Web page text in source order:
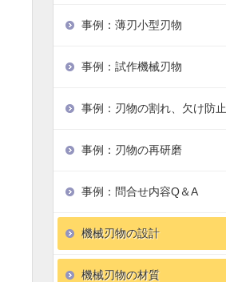
事例：薄刃小型刃物
事例：試作機械刃物
事例：刃物の割れ、欠け防止
事例：刃物の再研磨
事例：問合せ内容Q＆A
機械刃物の設計
機械刃物の材質